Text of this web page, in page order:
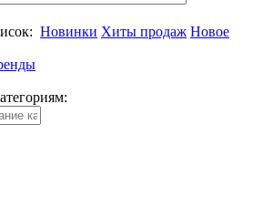
Новинки Хиты продаж Новое